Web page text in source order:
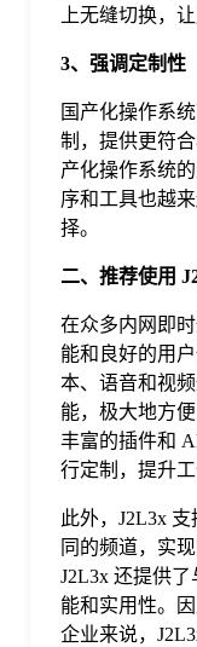
上无缝切换，
3、强调定制性
国产化操作系
制，提供更符
产化操作系统
序和工具也越
择。
二、推荐使用
在众多内网即
能和良好的用
本、语音和视
能，极大地方
丰富的插件和
行定制，提升工
此外，J2L3x
同的频道，实
J2L3x 还提供
能和实用性。
企业来说，